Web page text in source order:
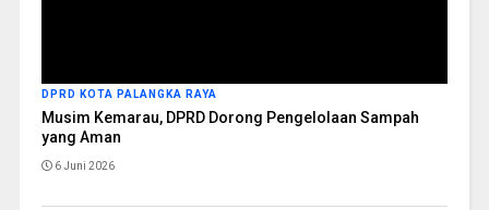
DPRD KOTA PALANGKA RAYA
Musim Kemarau, DPRD Dorong Pengelolaan Sampah
yang Aman
6 Juni 2026